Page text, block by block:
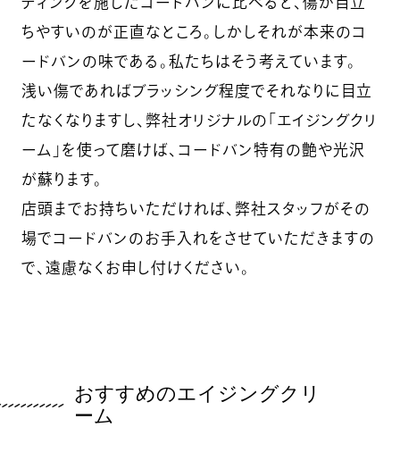
ちやすいのが正直なところ。しかしそれが本来のコ
ードバンの味である。私たちはそう考えています。
浅い傷であればブラッシング程度でそれなりに目立
たなくなりますし、弊社オリジナルの「エイジングクリ
ーム」を使って磨けば、コードバン特有の艶や光沢
が蘇ります。
店頭までお持ちいただければ、弊社スタッフがその
場でコードバンのお手入れをさせていただきますの
で、遠慮なくお申し付けください。
おすすめのエイジングクリ
ーム